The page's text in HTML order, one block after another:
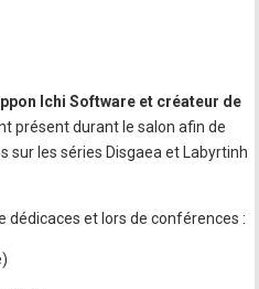
Ichi Software et créateur de
présent durant le salon afin de
les séries Disgaea et Labyrtinh
dédicaces et lors de conférences :